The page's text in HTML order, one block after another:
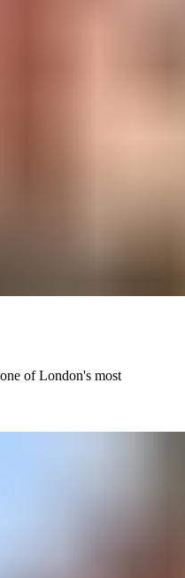
of London's most